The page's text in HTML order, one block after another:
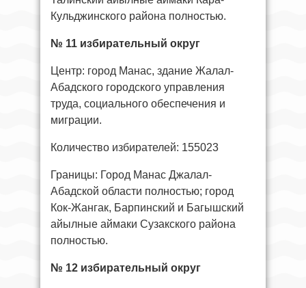
Кульджинского района полностью.
№ 11 избирательный округ
Центр: город Манас, здание Жалал-
Абадского городского управления
труда, социального обеспечения и
миграции.
Количество избирателей: 155023
Границы: Город Манас Джалал-
Абадской области полностью; город
Кок-Жангак, Барпинский и Багышский
айылные аймаки Сузакского района
полностью.
№ 12 избирательный округ